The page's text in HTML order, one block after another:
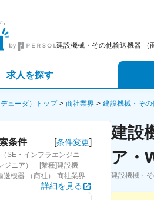
建設機械・その他輸送機器 （
求人を探す
探す
探す
エー
スカ
パー
ューダ）トップ 商社業界 建設機械・その
条件 [条件変更]
SE・インフラエンジニ
ジニア） [業種]建設機
送機器 （商社）-商社業界
詳細を見る
建設
ア・
建設機械・